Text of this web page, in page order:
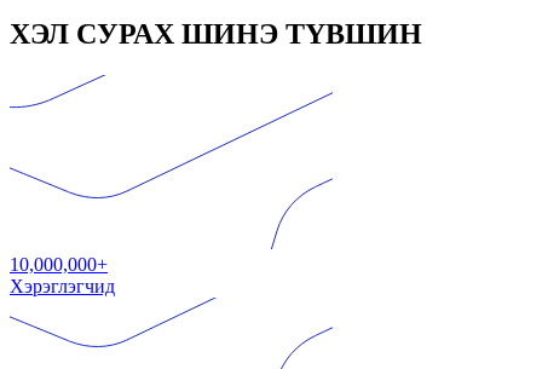
ХЭЛ СУРАХ ШИНЭ ТҮВШИН
10,000,000+
Хэрэглэгчид